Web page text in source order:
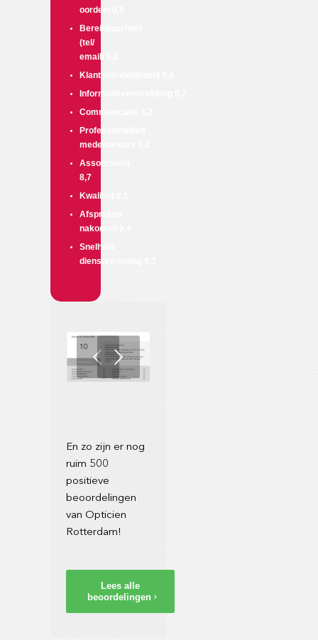
oordeel
Bereikbaarheid
(tel/
email)
Klantvriendelijkheid
Informatieverstrekking
Communicatie
Professionaliteit
medewerkers
Assortiment
8,7
Kwaliteit
Afspraken
nakomen
Snelheid
dienstverlening
En zo zijn er nog
ruim 500
positieve
beoordelingen
van Opticien
Rotterdam!
Lees alle
beoordelingen